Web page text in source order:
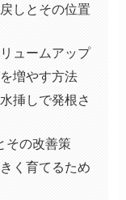
しとその位置
ュームアップ
増やす方法
挿しで発根さ
その改善策
く育てるため